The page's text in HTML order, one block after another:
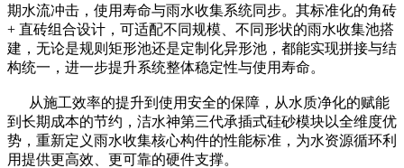
期水流冲击，使用寿命与雨水收集系统同步。其标准化的角砖
+ 直砖组合设计，可适配不同规模、不同形状的雨水收集池搭
建，无论是规则矩形池还是定制化异形池，都能实现拼接与结
构统一，进一步提升系统整体稳定性与使用寿命。
从施工效率的提升到使用安全的保障，从水质净化的赋能
到长期成本的节约，洁水神第三代承插式硅砂模块以全维度优
势，重新定义雨水收集核心构件的性能标准，为水资源循环利
用提供更高效、更可靠的硬件支撑。